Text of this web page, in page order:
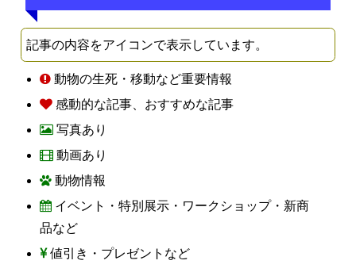
記事の内容をアイコンで表示しています。
動物の生死・移動など重要情報
感動的な記事、おすすめな記事
写真あり
動画あり
動物情報
イベント・特別展示・ワークショップ・新商
品など
値引き・プレゼントなど